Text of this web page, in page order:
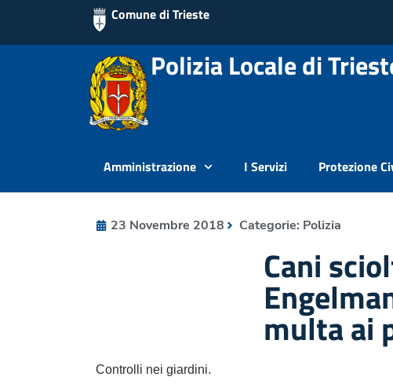
Comune di Trieste
Polizia Locale di
Amministrazione I Servizi Protezione
23 Novembre 2018 Categorie: Polizia
Cani
multa ai
Controlli nei giardini.